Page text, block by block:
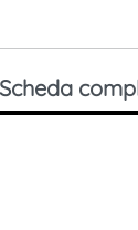
Scheda